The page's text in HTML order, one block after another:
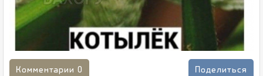
Комментарии 0 Поделиться